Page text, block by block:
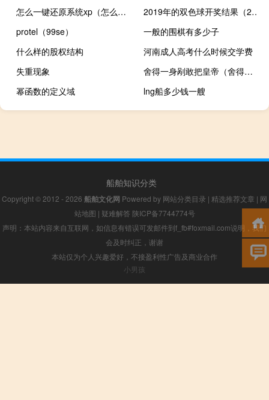
怎么一键还原系统xp（怎么一键还原）
2019年的双色球开奖结果（2019年双色球开奖全部）
protel（99se）
一般的围棋有多少子
什么样的股权结构
河南成人高考什么时候交学费
失重现象
舍得一身剐敢把皇帝（舍得一身剐敢把皇帝）
幂函数的定义域
lng船多少钱一艘
船舶知识分类
Copyright © 2012 - 2026 船舶文化网 Powered by 网站分类目录 | 精选推荐文章 | 网
站地图 | 疑难解答 陕ICP备7744774号
声明：本站内容来自互联网，如信息有错误可发邮件到f_fb#foxmail.com说明，我们
会及时纠正，谢谢
本站仅为个人兴趣爱好，不接盈利性广告及商业合作
小男孩